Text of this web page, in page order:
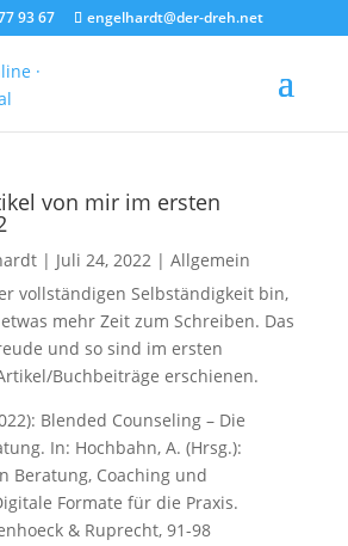
93 67 engelhardt@der-dreh.net
von mir im ersten
| Juli 24, 2022| Allgemein
vollständigen Selbständigkeit bin,
mehr Zeit zum Schreiben. Das
und so sind im ersten
Buchbeiträge erschienen.
Blended Counseling – Die
In: Hochbahn, A. (Hrsg.):
Beratung, Coaching und
Formate für die Praxis.
& Ruprecht, 91-98